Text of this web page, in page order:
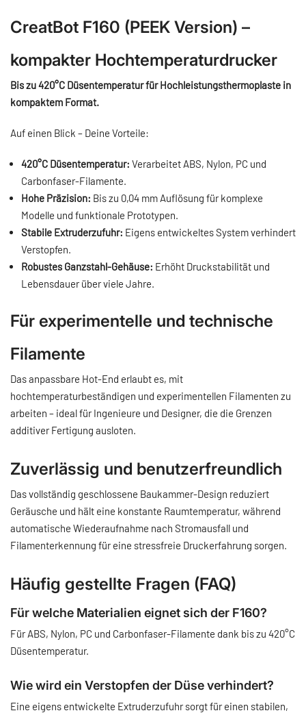
CreatBot F160 (PEEK Version) –
kompakter Hochtemperaturdrucker
Bis zu 420°C Düsentemperatur für Hochleistungsthermoplaste in
kompaktem Format.
Auf einen Blick – Deine Vorteile:
420°C Düsentemperatur: Verarbeitet ABS, Nylon, PC und
Carbonfaser-Filamente.
Hohe Präzision: Bis zu 0,04 mm Auflösung für komplexe
Modelle und funktionale Prototypen.
Stabile Extruderzufuhr: Eigens entwickeltes System verhindert
Verstopfen.
Robustes Ganzstahl-Gehäuse: Erhöht Druckstabilität und
Lebensdauer über viele Jahre.
Für experimentelle und technische
Filamente
Das anpassbare Hot-End erlaubt es, mit
hochtemperaturbeständigen und experimentellen Filamenten zu
arbeiten – ideal für Ingenieure und Designer, die die Grenzen
additiver Fertigung ausloten.
Zuverlässig und benutzerfreundlich
Das vollständig geschlossene Baukammer-Design reduziert
Geräusche und hält eine konstante Raumtemperatur, während
automatische Wiederaufnahme nach Stromausfall und
Filamenterkennung für eine stressfreie Druckerfahrung sorgen.
Häufig gestellte Fragen (FAQ)
Für welche Materialien eignet sich der F160?
Für ABS, Nylon, PC und Carbonfaser-Filamente dank bis zu 420°C
Düsentemperatur.
Wie wird ein Verstopfen der Düse verhindert?
Eine eigens entwickelte Extruderzufuhr sorgt für einen stabilen,